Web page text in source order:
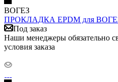
ВОГЕЗ
ПРОКЛАДКА EPDM для
Под заказ
Наши менеджеры обязательно
условия заказа